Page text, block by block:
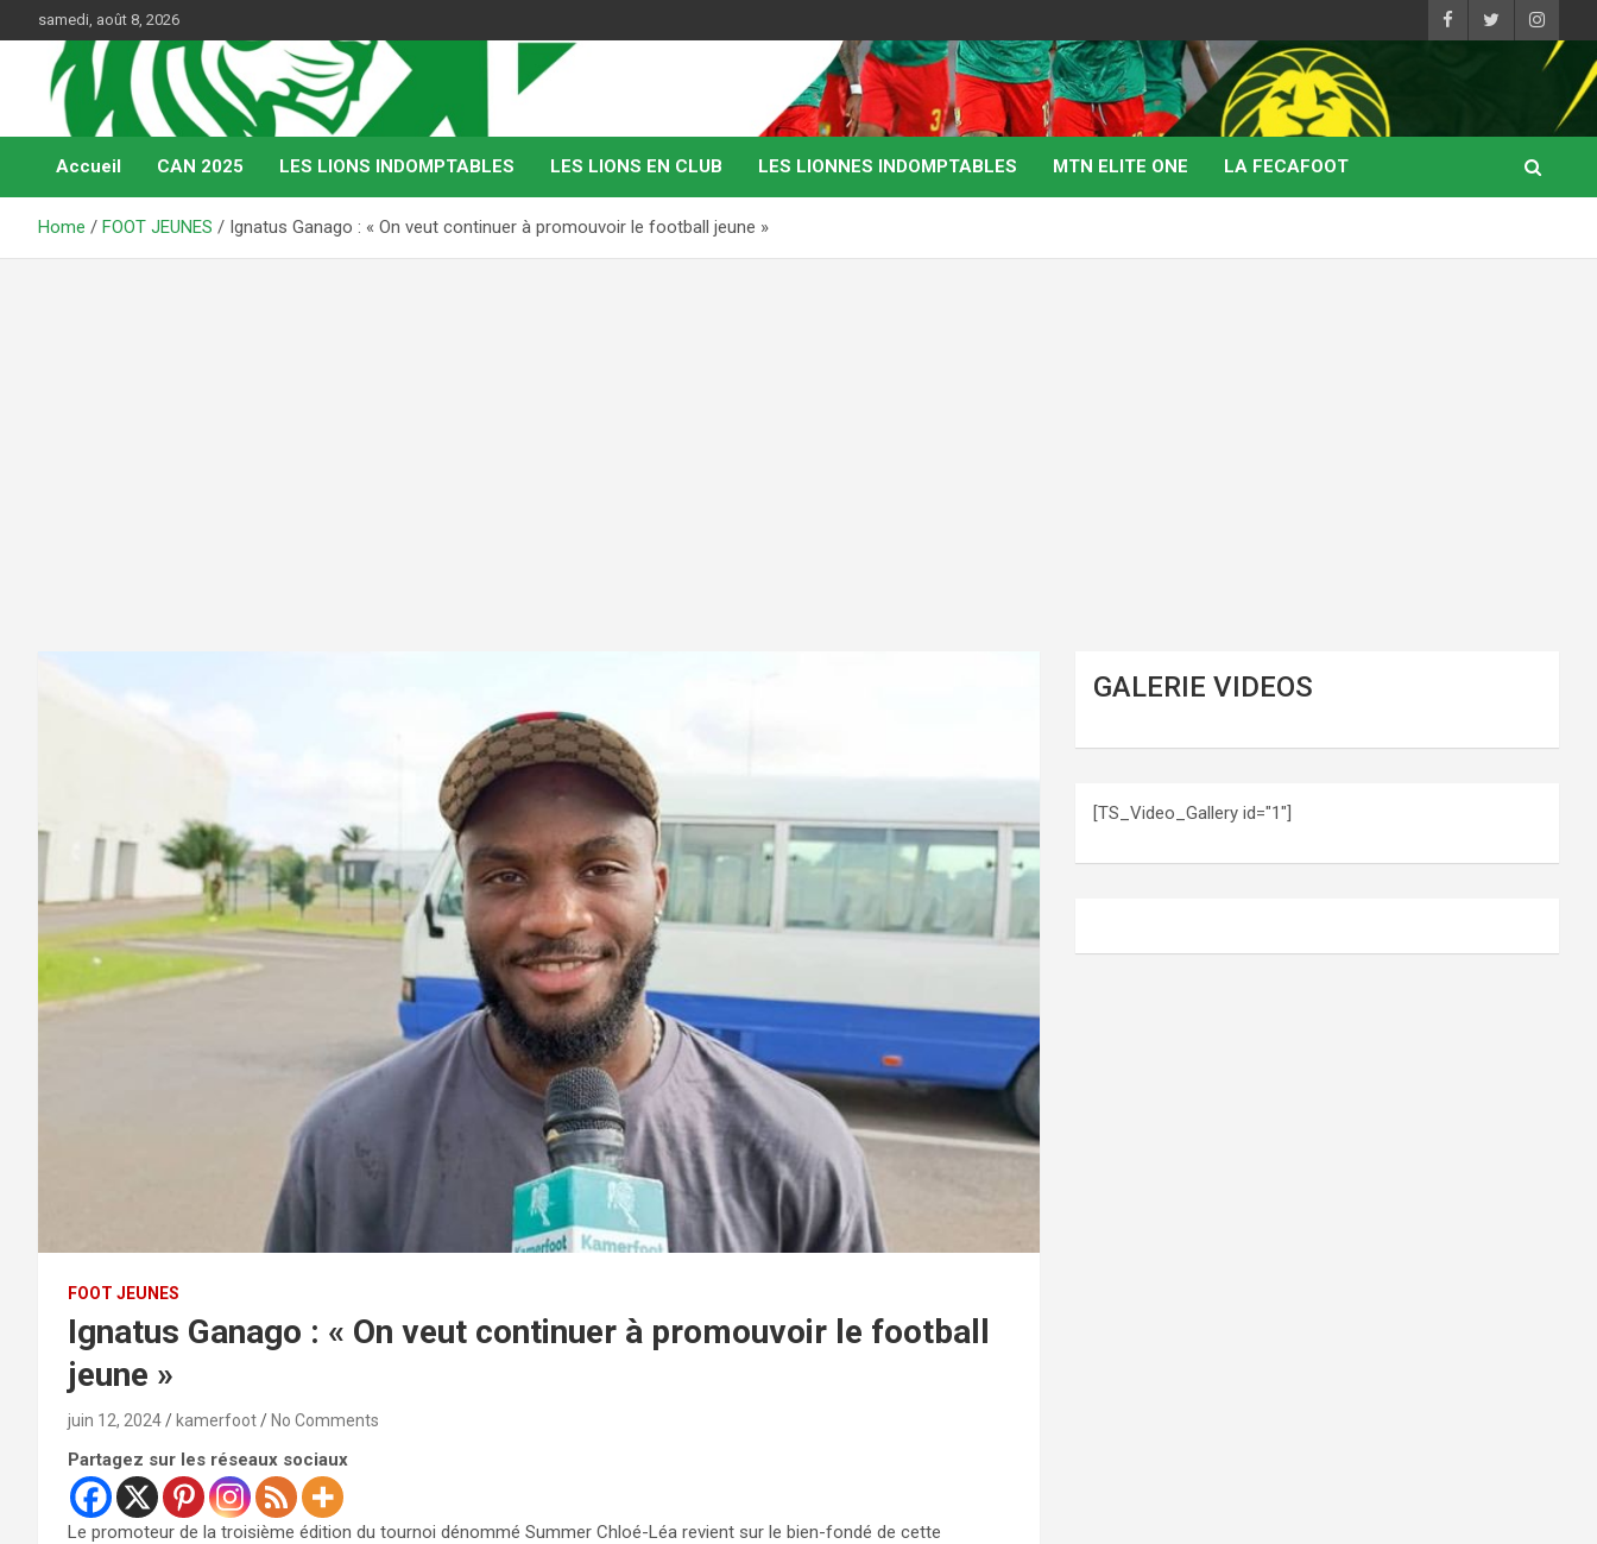
to
content
samedi, août 8, 2026
Kamerfoot
Web Magazine du football camerounais
Accueil CAN 2025 LES LIONS INDOMPTABLES LES LIONS EN CLUB LES LIONNES INDOMPTABLES MTN ELITE ONE LA FECAFOOT
Home FOOT JEUNES Ignatus Ganago : « On veut continuer à promouvoir le football jeune »
FOOT JEUNES
Ignatus Ganago : « On veut continuer à promouvoir le football
jeune »
juin 12, 2024 kamerfoot No Comments
Partagez sur les réseaux sociaux
Le promoteur de la troisième édition du tournoi dénommé Summer Chloé-Léa revient sur le bien-fondé de cette
GALERIE VIDEOS
[TS_Video_Gallery id="1"]